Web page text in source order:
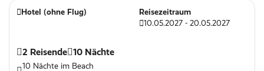
Hotel (ohne Flug)
Reisezeitraum
10.05.2027 - 20.05.2027
2 Reisende 10 Nächte
10 Nächte im Beach